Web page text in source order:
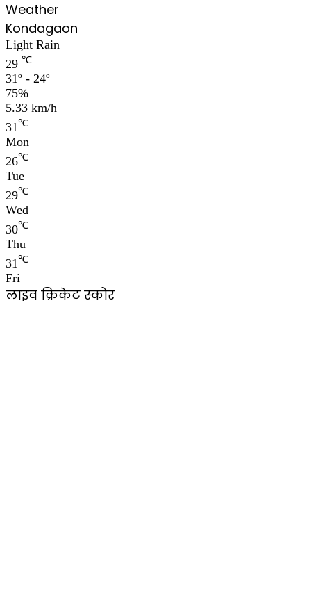
Weather
Kondagaon
Light Rain
29 ℃
31º - 24º
75%
5.33 km/h
31℃
Mon
26℃
Tue
29℃
Wed
30℃
Thu
31℃
Fri
लाइव क्रिकेट स्कोर